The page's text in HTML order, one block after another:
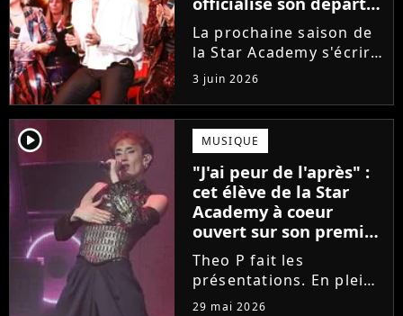
"Ça devenait assez
compliqué"
La prochaine saison de
la Star Academy s'écrira
avec une nouvelle
recrue dans ses rangs.
Coach d'expression
scénique de l'émission,
Marlène Schaff ne
rempilera pas à la table
des professeurs...
3 juin 2026
player2 MUSIQUE
"J'ai peur de l'après" :
cet élève de la Star
Academy à coeur
ouvert sur son premier
single intime
Theo P fait les
présentations. En pleine
tournée, l'élève de la
29 mai 2026